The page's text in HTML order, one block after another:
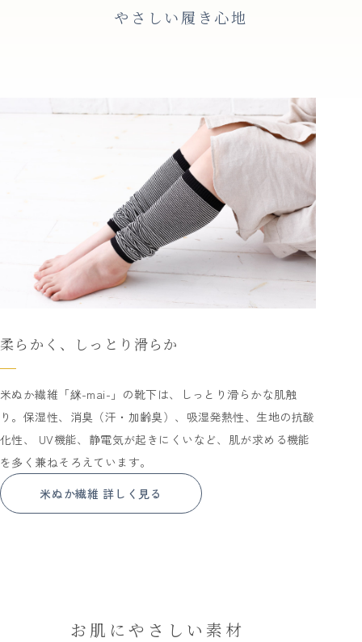
やさしい履き心地
柔らかく、しっとり滑らか
米ぬか繊維「䋛-mai-」の靴下は、しっとり滑らかな肌触
り。保湿性、消臭（汗・加齢臭）、吸湿発熱性、生地の抗酸
化性、 UV機能、静電気が起きにくいなど、肌が求める機能
を多く兼ねそろえています。
米ぬか繊維 詳しく見る
お肌にやさしい素材